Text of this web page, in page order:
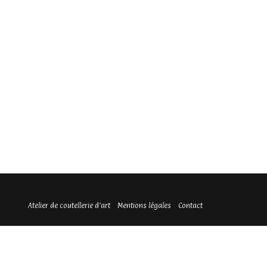
Atelier de coutellerie d’art Mentions légales Contact